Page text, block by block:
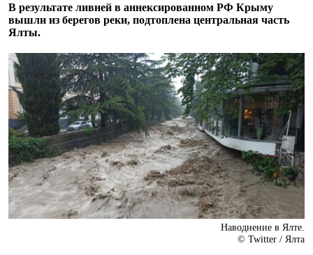
В результате ливней в аннексированном РФ Крыму
вышли из берегов реки, подтоплена центральная часть
Ялты.
Наводнение в Ялте.
© Twitter / Ялта